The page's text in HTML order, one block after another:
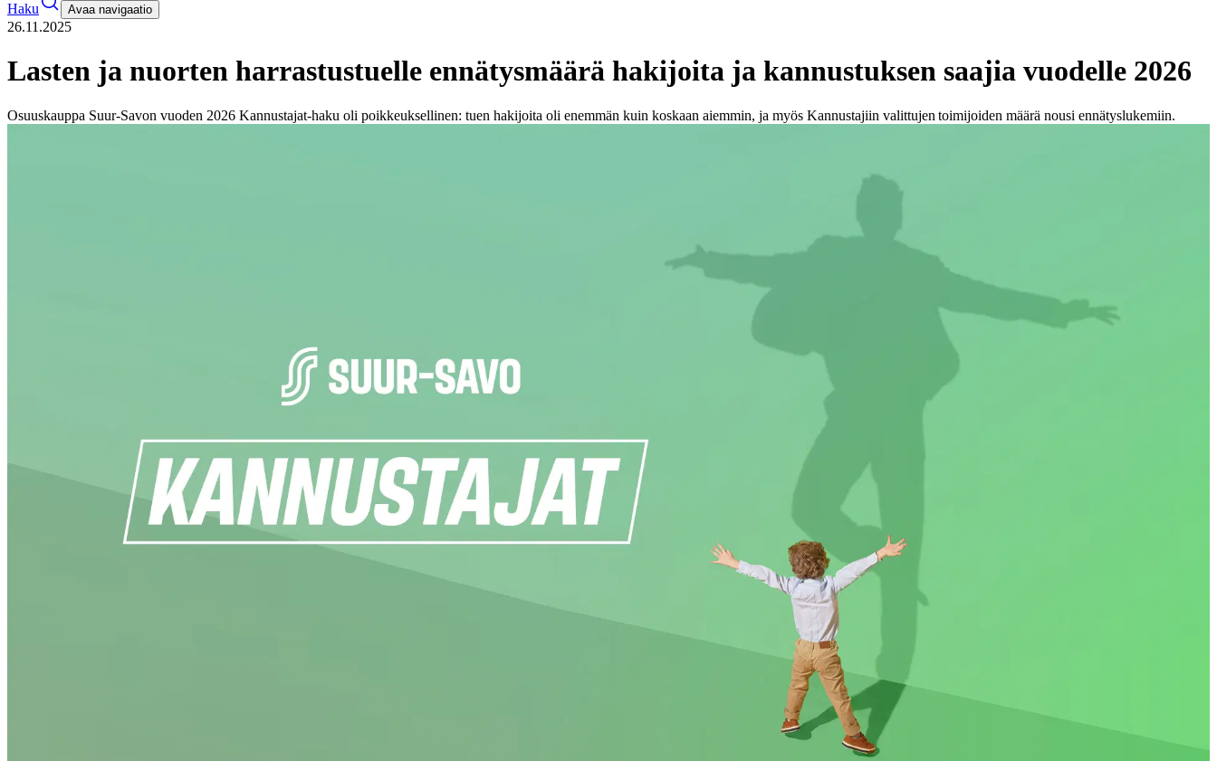
Haku
Avaa navigaatio
26.11.2025
​​Lasten ja nuorten harrastustuelle ennätysmäärä hakijoita ja kannustuksen saajia vuodelle 2026​
Osuuskauppa Suur-Savon vuoden 2026 Kannustajat-haku oli poikkeuksellinen: tuen hakijoita oli enemmän kuin koskaan aiemmin, ja myös Kannustajiin valittujen toimijoiden määrä nousi ennätyslukemiin.